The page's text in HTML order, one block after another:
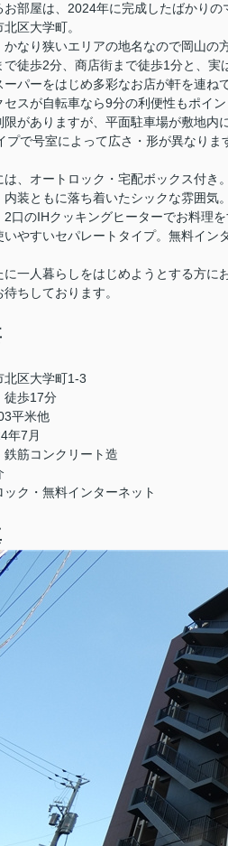
お部屋は、2024年に完成したばかりの
区大学町。
かなり狭いエリアの地名なので岡山
で徒歩2分、商店街まで徒歩1分と、実
ーパーをはじめ多彩なお店が軒を連ね
セスが自転車なら9分の利便性もポイ
限がありますが、平面駐車場が敷地内
プで号室によって広さ・形が異なりま
は、オートロック・宅配ボックス付
内装ともに落ち着いたシックな雰囲気
2口のIHクッキングヒーターでお料理
いやすいセパレートタイプ。無料イン
に一人暮らしをはじめようとする方に
ちしております。
北区大学町1-3
歩17分
平米他
年7月
筋コンクリート造
ク・無料インターネット